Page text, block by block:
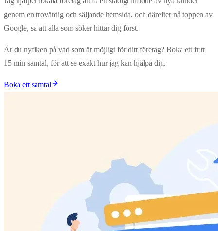
genom en trovärdig och säljande hemsida, och därefter nå toppen av
Google, så att alla som söker hittar dig först.
Är du nyfiken på vad som är möjligt för ditt företag? Boka ett fritt
15 min samtal, för att se exakt hur jag kan hjälpa dig.
Boka ett samtal